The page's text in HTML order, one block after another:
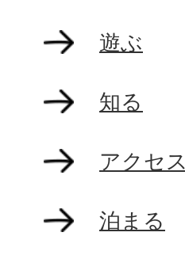
遊ぶ
知る
アクセス
泊まる